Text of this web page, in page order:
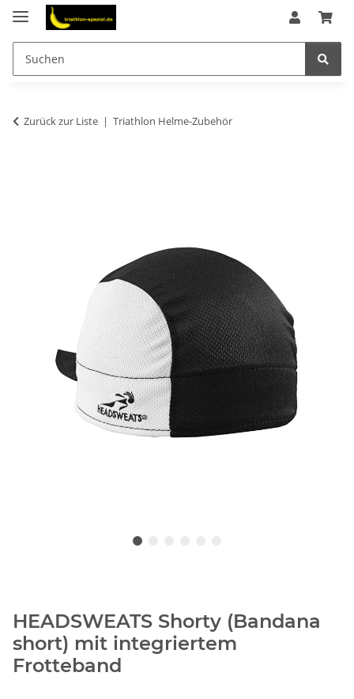
Zurück zur Liste Triathlon Helme-Zubehör
HEADSWEATS Shorty (Bandana
short) mit integriertem
Frotteband